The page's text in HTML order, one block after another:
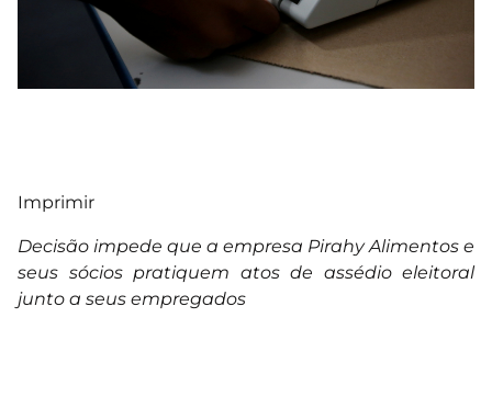
Imprimir
Decisão impede que a empresa Pirahy Alimentos e
seus sócios pratiquem atos de assédio eleitoral
junto a seus empregados